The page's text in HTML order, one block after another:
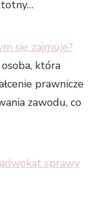
się zajmuje?
która
prawnicze
zawodu, co
sprawy